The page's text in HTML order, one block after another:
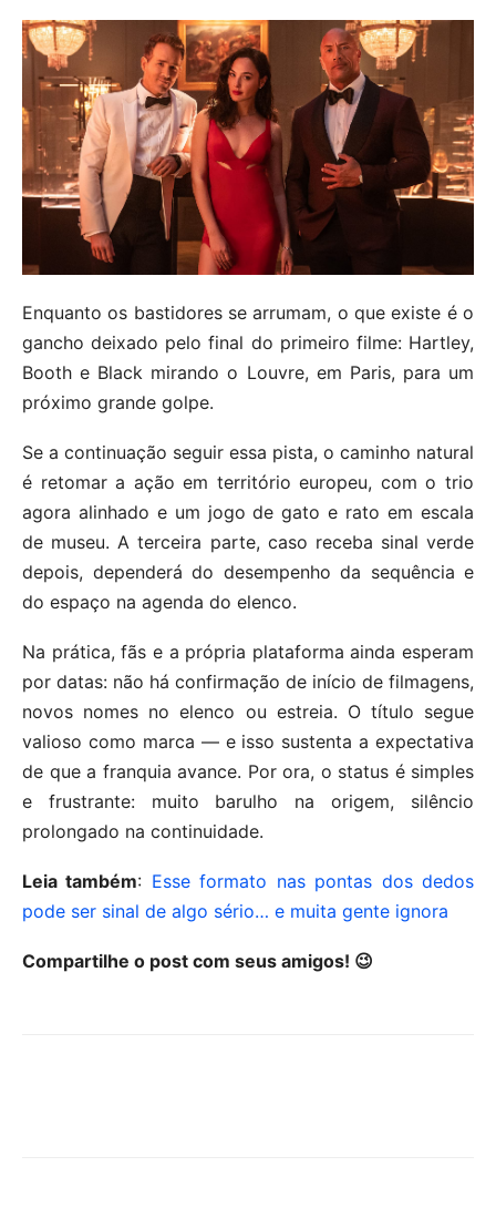
Enquanto os bastidores se arrumam, o que existe é o
gancho deixado pelo final do primeiro filme: Hartley,
Booth e Black mirando o Louvre, em Paris, para um
próximo grande golpe.
Se a continuação seguir essa pista, o caminho natural
é retomar a ação em território europeu, com o trio
agora alinhado e um jogo de gato e rato em escala
de museu. A terceira parte, caso receba sinal verde
depois, dependerá do desempenho da sequência e
do espaço na agenda do elenco.
Na prática, fãs e a própria plataforma ainda esperam
por datas: não há confirmação de início de filmagens,
novos nomes no elenco ou estreia. O título segue
valioso como marca — e isso sustenta a expectativa
de que a franquia avance. Por ora, o status é simples
e frustrante: muito barulho na origem, silêncio
prolongado na continuidade.
Leia também: Esse formato nas pontas dos dedos
pode ser sinal de algo sério… e muita gente ignora
Compartilhe o post com seus amigos! 😉